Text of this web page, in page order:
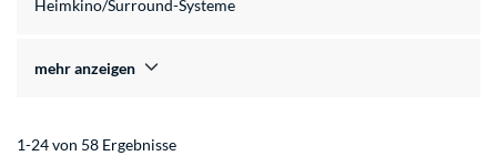
Heimkino/Surround-Systeme
mehr anzeigen
1-24 von 58 Ergebnisse